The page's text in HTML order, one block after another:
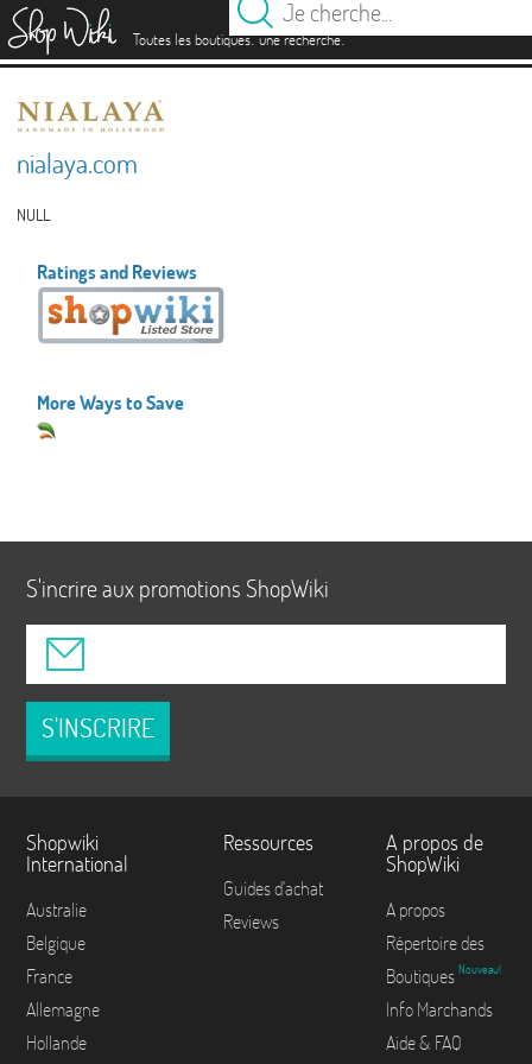
Toutes les boutiques.une recherche.
nialaya.com
NULL
Ratings and Reviews
More Ways to Save
S'incrire aux promotions ShopWiki
S'INSCRIRE
Shopwiki
International
Australie
Belgique
France
Allemagne
Hollande
Ressources
Guides d'achat
Reviews
A propos de
ShopWiki
A propos
Répertoire des
Boutiques Nouveau!
Info Marchands
Aide & FAQ